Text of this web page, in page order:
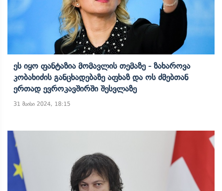
Ეს Იყო Ფანტაზია Მომავლის Თემაზე - Ზახაროვა
Კობახიძის Განცხადებაზე Აფხაზ Და Ოს Ძმებთან
Ერთად Ევროკავშირში Შესვლაზე
31 მაისი 2024, 18:15